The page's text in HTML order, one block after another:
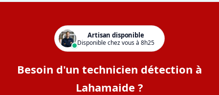
Artisan disponible
Disponible chez vous à 8h25
Besoin d'un technicien détection à
Lahamaide ?